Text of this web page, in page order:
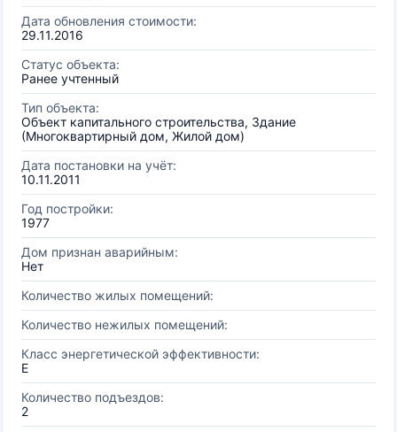
Дата обновления стоимости:
29.11.2016
Статус объекта:
Ранее учтенный
Тип объекта:
Объект капитального строительства, Здание
(Многоквартирный дом, Жилой дом)
Дата постановки на учёт:
10.11.2011
Год постройки:
1977
Дом признан аварийным:
Нет
Количество жилых помещений:
Количество нежилых помещений:
Класс энергетической эффективности:
E
Количество подъездов:
2